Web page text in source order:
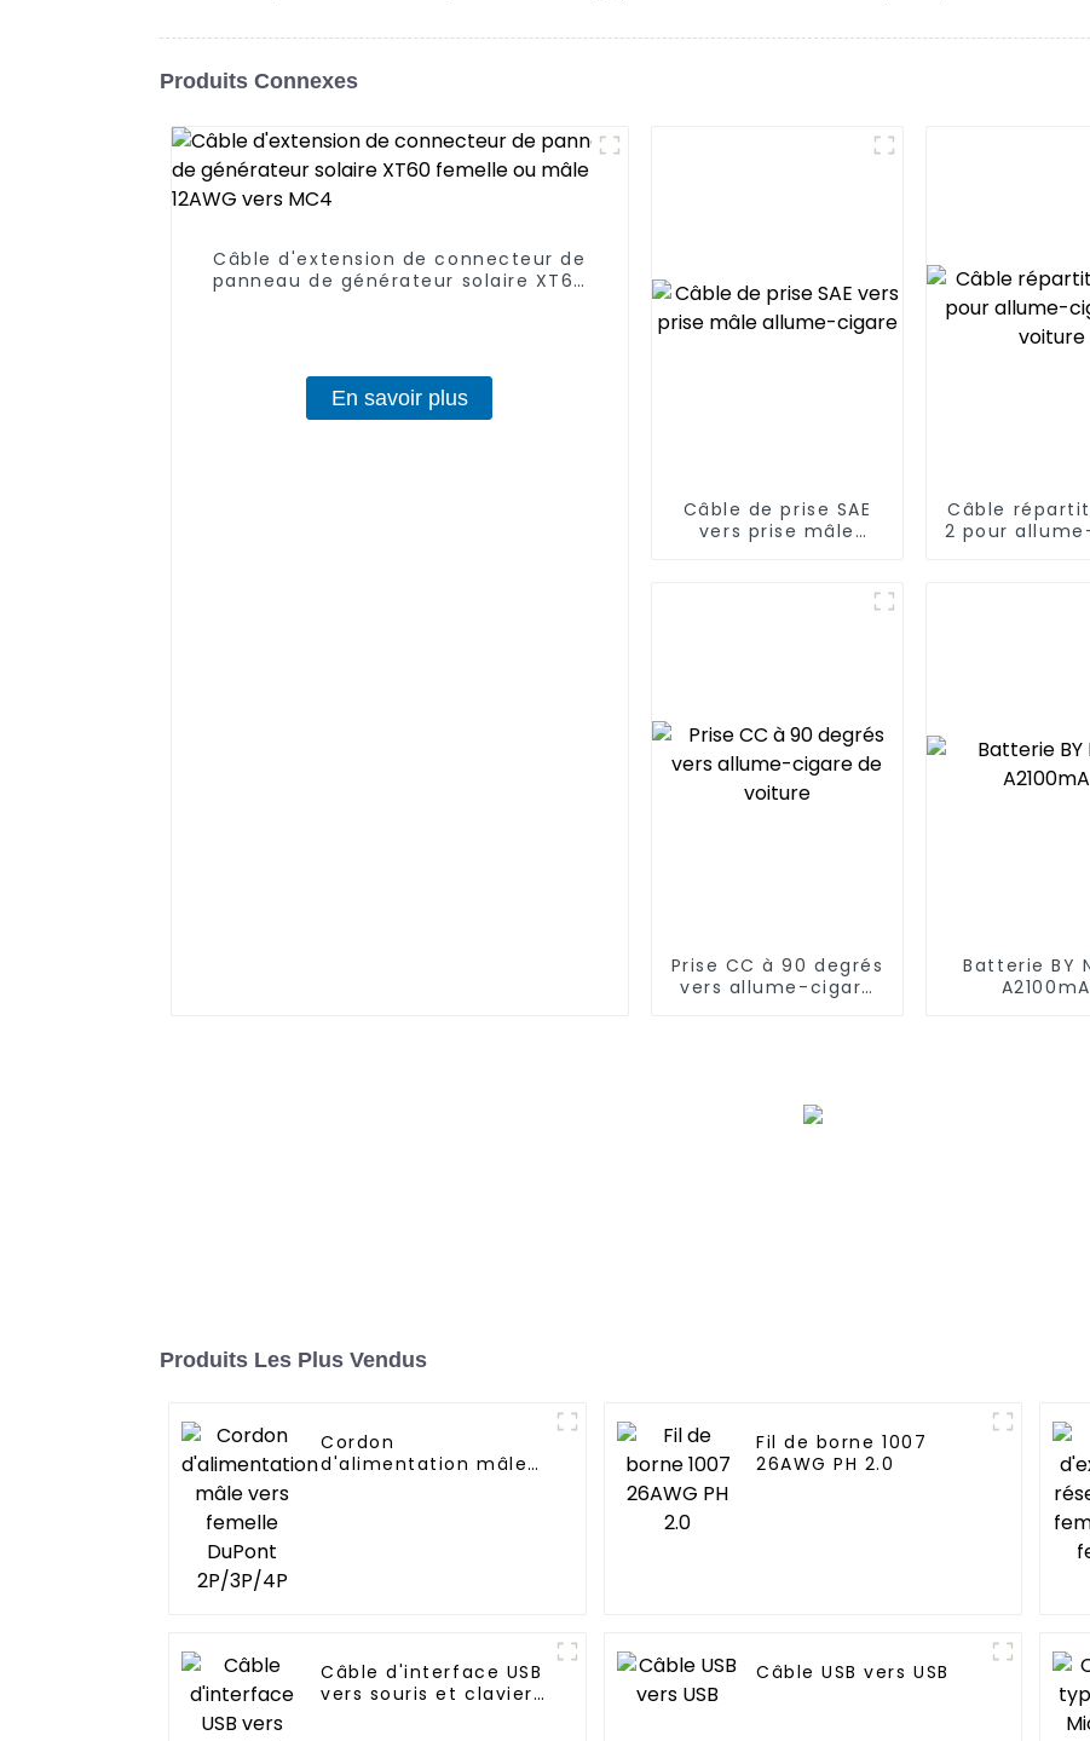
Produits Connexes
Câble d'extension de connecteur de
panneau de générateur solaire XT60
En savoir plus
Câble de prise SAE
vers prise mâle
Câble
2 pour
Prise CC à 90 degrés
vers allume-cigare
Batterie BY
Produits Les Plus Vendus
Cordon
d'alimentation mâle
Fil de borne 1007
26AWG PH 2.0
Câble d'interface USB
vers souris et clavier
Câble USB vers USB